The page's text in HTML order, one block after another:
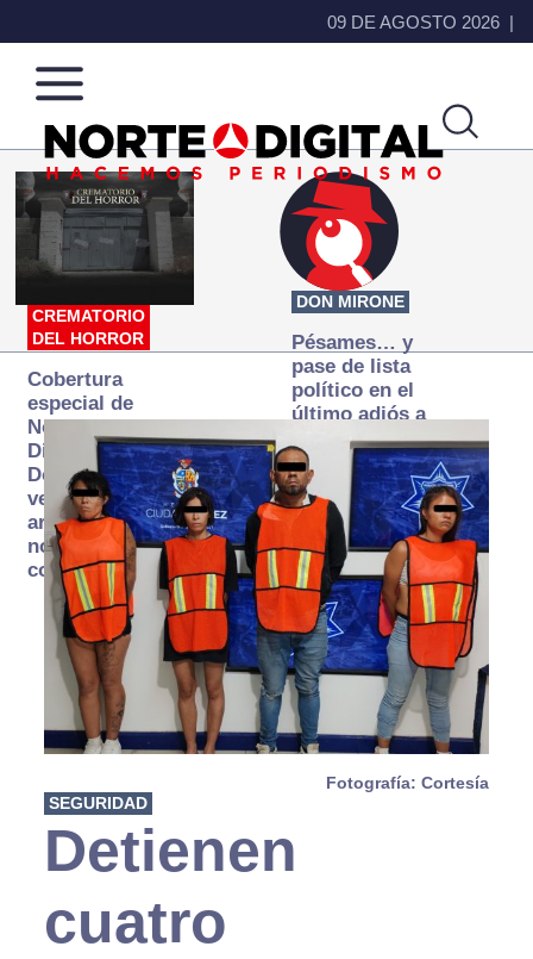
09 DE AGOSTO 2026
Norte
de
Ciudad
Más
que
noticias,
hacemos periodismo
CREMATORIO
DEL HORROR
Cobertura
especial de
Norte
Digital:
Donde la
verdad
arde… pero
no se
consume
DON MIRONE
Pésames… y
pase de lista
político en el
último adiós a
Papá Grande
Fotografía: Cortesía
SEGURIDAD
Detienen
cuatro